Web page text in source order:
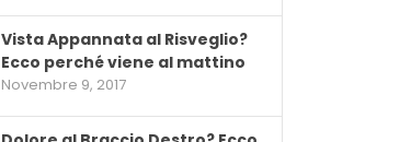
Vista Appannata al Risveglio?
Ecco perché viene al mattino
Novembre 9, 2017